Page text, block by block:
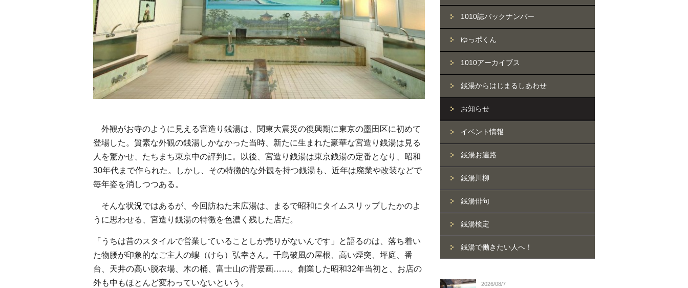
外観がお寺のように見える宮造り銭湯は、関東大震災の復興期に東京の墨田区に初めて
登場した。質素な外観の銭湯しかなかった当時、新たに生まれた豪華な宮造り銭湯は見る
人を驚かせ、たちまち東京中の評判に。以後、宮造り銭湯は東京銭湯の定番となり、昭和
30年代まで作られた。しかし、その特徴的な外観を持つ銭湯も、近年は廃業や改装などで
毎年姿を消しつつある。
そんな状況ではあるが、今回訪ねた末広湯は、まるで昭和にタイムスリップしたかのよ
うに思わせる、宮造り銭湯の特徴を色濃く残した店だ。
「うちは昔のスタイルで営業していることしか売りがないんです」と語るのは、落ち着い
た物腰が印象的なご主人の螻（けら）弘幸さん。千鳥破風の屋根、高い煙突、坪庭、番
台、天井の高い脱衣場、木の桶、富士山の背景画……。創業した昭和32年当初と、お店の
外も中もほとんど変わっていないという。
1010誌バックナンバー
ゆっポくん
1010アーカイブス
銭湯からはじまるしあわせ
お知らせ
イベント情報
銭湯お遍路
銭湯川柳
銭湯俳句
銭湯検定
銭湯で働きたい人へ！
2026/08/7